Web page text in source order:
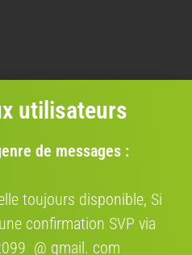
utilisateurs
de messages :
toujours disponible, Si
confirmation SVP via
@ gmail. com